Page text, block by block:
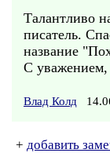
Талантливо
писатель.
название
С
Влад Колд
+ добавить